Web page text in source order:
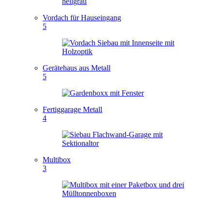
Vordach für Hauseingang
5
Gerätehaus aus Metall
5
Fertiggarage Metall
4
Multibox
3